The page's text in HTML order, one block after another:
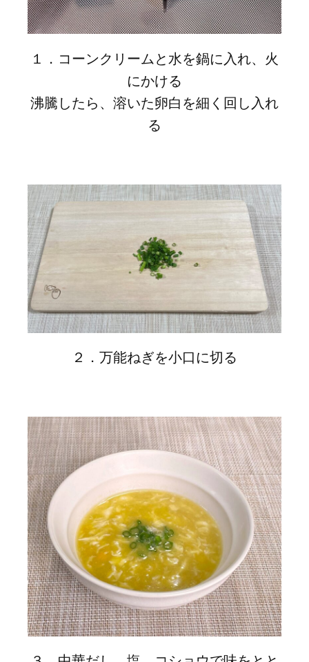
１．コーンクリームと水を鍋に入れ、火
にかける
沸騰したら、溶いた卵白を細く回し入れ
る
２．万能ねぎを小口に切る